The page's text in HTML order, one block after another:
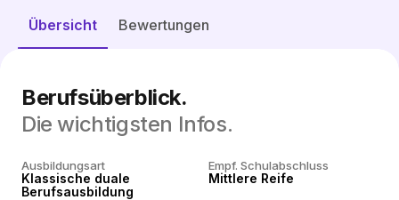
Übersicht Bewertungen
Berufsüberblick.
Die wichtigsten Infos.
Ausbildungsart
Klassische duale
Berufsausbildung
Empf. Schulabschluss
Mittlere Reife